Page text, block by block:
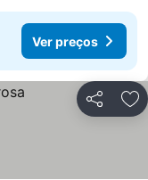
Ver preços
Partilhar